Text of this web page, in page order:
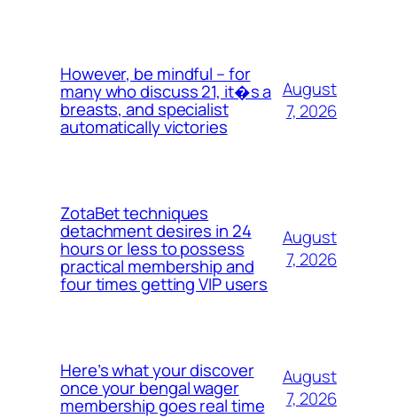
However, be mindful – for
many who discuss 21, it�s a
breasts, and specialist
automatically victories
August
7, 2026
ZotaBet techniques
detachment desires in 24
hours or less to possess
practical membership and
four times getting VIP users
August
7, 2026
Here’s what your discover
once your bengal wager
membership goes real time
August
7, 2026